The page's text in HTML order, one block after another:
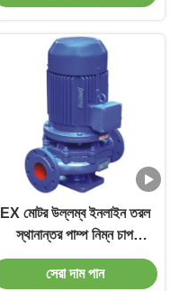
EX মোটর উল্লম্ব ইনলাইন তরল
স্থানান্তর পাম্প নিম্ন চাপ
স্টেইনলেস স্টীল
সেরা দাম পান